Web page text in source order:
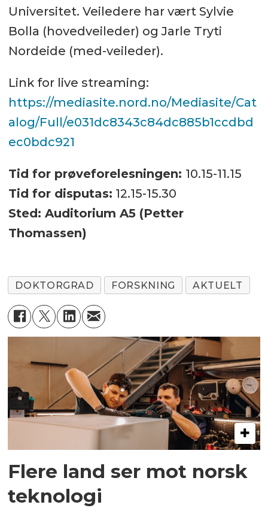
Universitet. Veiledere har vært Sylvie
Bolla (hovedveileder) og Jarle Tryti
Nordeide (med-veileder).
Link for live streaming:
https://mediasite.nord.no/Mediasite/Cat
alog/Full/e031dc8343c84dc885b1ccdbd
ec0bdc921
Tid for prøveforelesningen: 10.15-11.15
Tid for disputas: 12.15-15.30
Sted: Auditorium A5 (Petter
Thomassen)
DOKTORGRAD FORSKNING AKTUELT
Flere land ser mot norsk
teknologi